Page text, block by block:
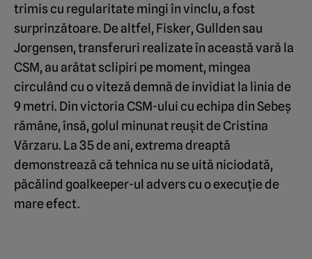
trimis cu regularitate mingi în vinclu, a fost
surprinzătoare. De altfel, Fisker, Gullden sau
Jorgensen, transferuri realizate în această vară la
CSM, au arătat sclipiri pe moment, mingea
circulând cu o viteză demnă de invidiat la linia de
9 metri. Din victoria CSM-ului cu echipa din Sebeș
rămâne, însă, golul minunat reușit de Cristina
Vărzaru. La 35 de ani, extrema dreaptă
demonstrează că tehnica nu se uită niciodată,
păcălind goalkeeper-ul advers cu o execuție de
mare efect.